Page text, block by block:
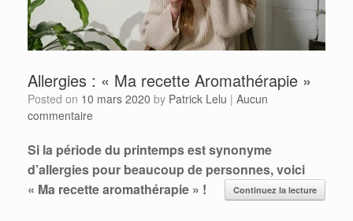
Allergies : « Ma recette Aromathérapie »
Posted on 10 mars 2020 by Patrick Lelu | Aucun
commentaire
Si la période du printemps est synonyme
d’allergies pour beaucoup de personnes, voici
« Ma recette aromathérapie » !
Continuez la lecture